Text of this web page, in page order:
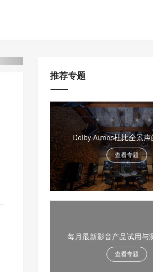
推荐专题
Dolby Atmos杜比全景
查看专题
每月最新影音产品试用与
查看专题